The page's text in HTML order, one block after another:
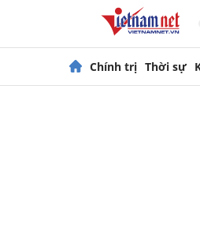
Chính trị Thời sự